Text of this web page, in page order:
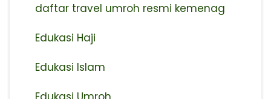
daftar travel umroh resmi kemenag
Edukasi Haji
Edukasi Islam